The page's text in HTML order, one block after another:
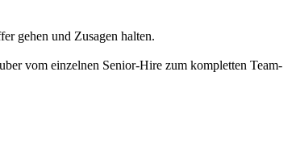
gehen und Zusagen halten.
vom einzelnen Senior-Hire zum kompletten Team-